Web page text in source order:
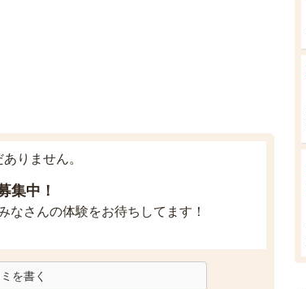
りません。
集中！
なさんの体験をお待ちしてます！
を書く